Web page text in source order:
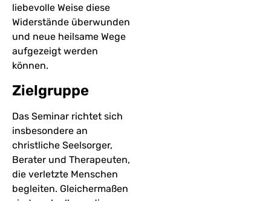
liebevolle Weise diese
Widerstände überwunden
und neue heilsame Wege
aufgezeigt werden
können.
Zielgruppe
Das Seminar richtet sich
insbesondere an
christliche Seelsorger,
Berater und Therapeuten,
die verletzte Menschen
begleiten. Gleichermaßen